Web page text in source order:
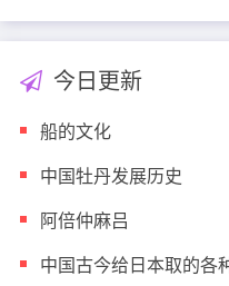
今日更新
船的文化
中国牡丹发展历史
阿倍仲麻吕
中国古今给日本取的各